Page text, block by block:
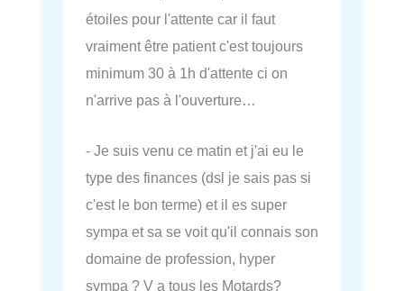
étoiles pour l'attente car il faut
vraiment être patient c'est toujours
minimum 30 à 1h d'attente ci on
n'arrive pas à l'ouverture…
- Je suis venu ce matin et j'ai eu le
type des finances (dsl je sais pas si
c'est le bon terme) et il es super
sympa et sa se voit qu'il connais son
domaine de profession, hyper
sympa ? V a tous les Motards?